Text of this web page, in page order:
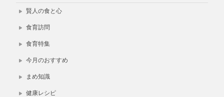
賢人の食と心
食育訪問
食育特集
今月のおすすめ
まめ知識
健康レシピ